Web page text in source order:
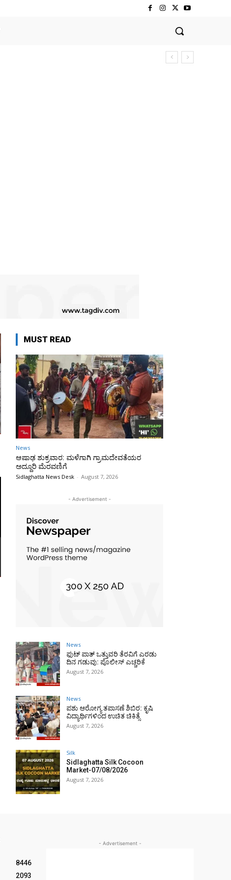
MUST READ
News
ಆಷಾಢ ಶುಕ್ರವಾರ: ಮಳೆಗಾಗಿ ಗ್ರಾಮದೇವತೆಯರ
ಅದ್ದೂರಿ ಮೆರವಣಿಗೆ
Sidlaghatta News Desk - August 7, 2026
- Advertisement -
News
ಫುಟ್‌ ಪಾತ್ ಒತ್ತುವರಿ ತೆರವಿಗೆ ಎರಡು
ದಿನ ಗಡುವು: ಪೊಲೀಸ್ ಎಚ್ಚರಿಕೆ
August 7, 2026
News
ಪಶು ಆರೋಗ್ಯ ತಪಾಸಣೆ ಶಿಬಿರ: ಕೃಷಿ
ವಿದ್ಯಾರ್ಥಿಗಳಿಂದ ಉಚಿತ ಚಿಕಿತ್ಸೆ
August 7, 2026
Silk
Sidlaghatta Silk Cocoon
Market-07/08/2026
August 7, 2026
8446
2093
- Advertisement -